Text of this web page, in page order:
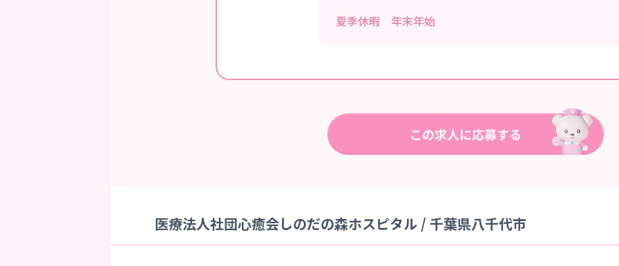
夏季休暇 年末年始
医療法人社団心癒会しのだの森ホスピタル / 千葉県八千代市